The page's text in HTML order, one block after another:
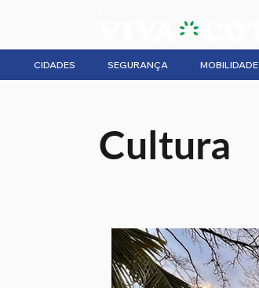
CIDADES SEGURANÇA MOBILIDADE
Cultura